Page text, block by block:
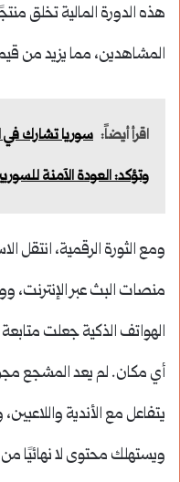
هذه الدورة المالية تخلق
المشاهدين، مما يزيد من
اقرأ أيضاً: سوريا تشارك في
وتؤكد: العودة الآمنة
ومع الثورة الرقمية، انتقل
منصات البث عبر الإنترنت،
الهواتف الذكية جعلت
أي مكان. لم يعد المشجع
يتفاعل مع الأندية
ويستهلك محتوى لا نهائيًا من